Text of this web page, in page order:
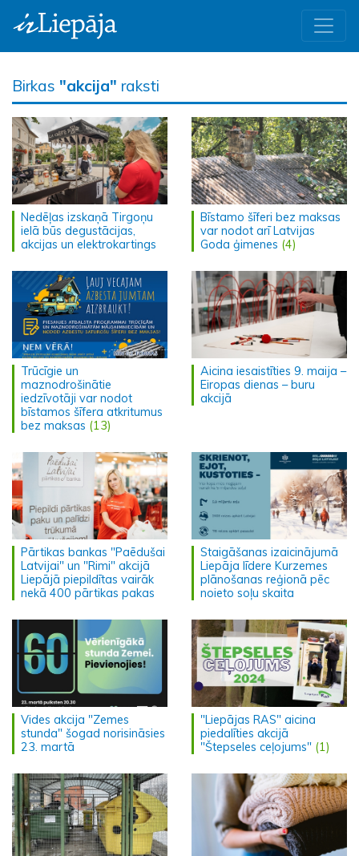
Birkas "akcija" raksti
Nedēļas izskaņā Tirgoņu
ielā būs degustācijas,
akcijas un elektrokartings
Bīstamo šīferi bez maksas
var nodot arī Latvijas
Goda ģimenes (4)
Trūcīgie un
maznodrošinātie
iedzīvotāji var nodot
bīstamos šīfera atkritumus
bez maksas (13)
Aicina iesaistīties 9. maija –
Eiropas dienas – buru
akcijā
Pārtikas bankas "Paēdušai
Latvijai" un "Rimi" akcijā
Liepājā piepildītas vairāk
nekā 400 pārtikas pakas
Staigāšanas izaicinājumā
Liepāja līdere Kurzemes
plānošanas reģionā pēc
noieto soļu skaita
Vides akcija "Zemes
stunda" šogad norisināsies
23. martā
"Liepājas RAS" aicina
piedalīties akcijā
"Štepseles ceļojums" (1)